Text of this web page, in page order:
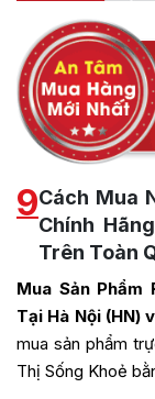
9Cách Mua
Chính
Trên Toàn
Mua Sản
Tại Hà Nội (HN)
mua sản phẩm
Thị Sống Khoẻ